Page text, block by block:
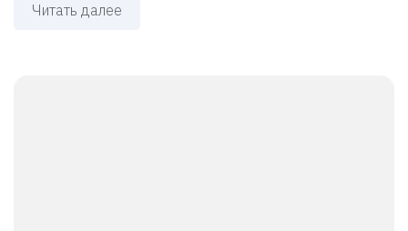
Читать далее